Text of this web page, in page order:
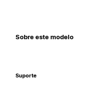
Sobre este modelo
Suporte